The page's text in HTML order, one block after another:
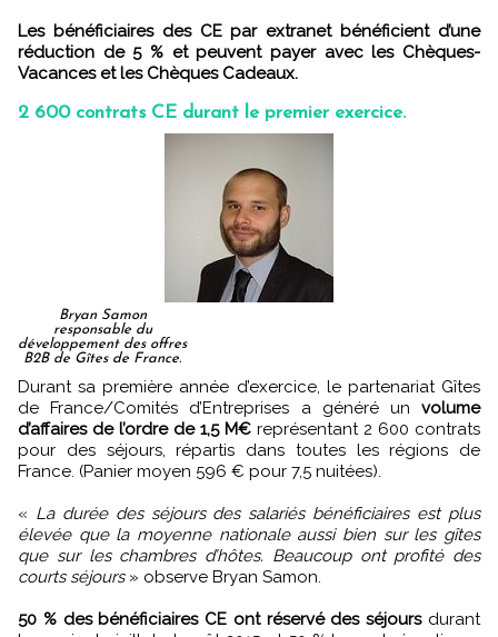
Les bénéficiaires des CE par extranet bénéficient d’une
réduction de 5 % et peuvent payer avec les Chèques-
Vacances et les Chèques Cadeaux.
2 600 contrats CE durant le premier exercice.
Bryan Samon
responsable du
développement des offres
B2B de Gîtes de France.
Durant sa première année d’exercice, le partenariat Gîtes
de France/Comités d’Entreprises a généré un volume
d’affaires de l’ordre de 1,5 M€ représentant 2 600 contrats
pour des séjours, répartis dans toutes les régions de
France. (Panier moyen 596 € pour 7,5 nuitées).
« La durée des séjours des salariés bénéficiaires est plus
élevée que la moyenne nationale aussi bien sur les gîtes
que sur les chambres d’hôtes. Beaucoup ont profité des
courts séjours » observe Bryan Samon.
50 % des bénéficiaires CE ont réservé des séjoursdurant